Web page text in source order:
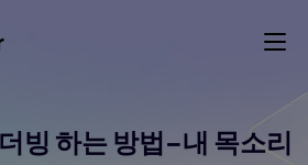
빙 하는 방법–내 목소리